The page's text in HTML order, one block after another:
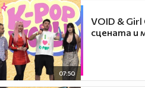
07:50
VOID & Girl
сцената и